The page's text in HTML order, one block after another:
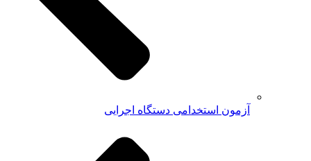
آزمون استخدامی دستگاه اجرایی